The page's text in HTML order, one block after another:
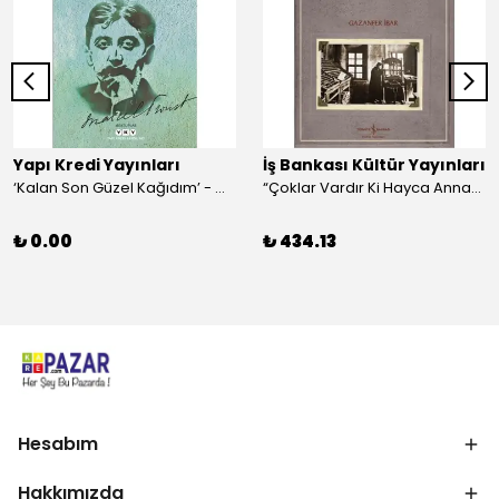
Yapı Kredi Yayınları
‘Kalan Son Güzel Kağıdım’ - Marcel Proust
₺ 0.00
İş Bankası Kültür Yayınları
“Çoklar Vardır Ki Hayca Annamazlar!” - Gazanfer İbar
₺ 434.13
Hesabım
Hakkımızda